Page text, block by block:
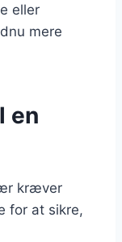
eller
mere
en
kræver
for at sikre,